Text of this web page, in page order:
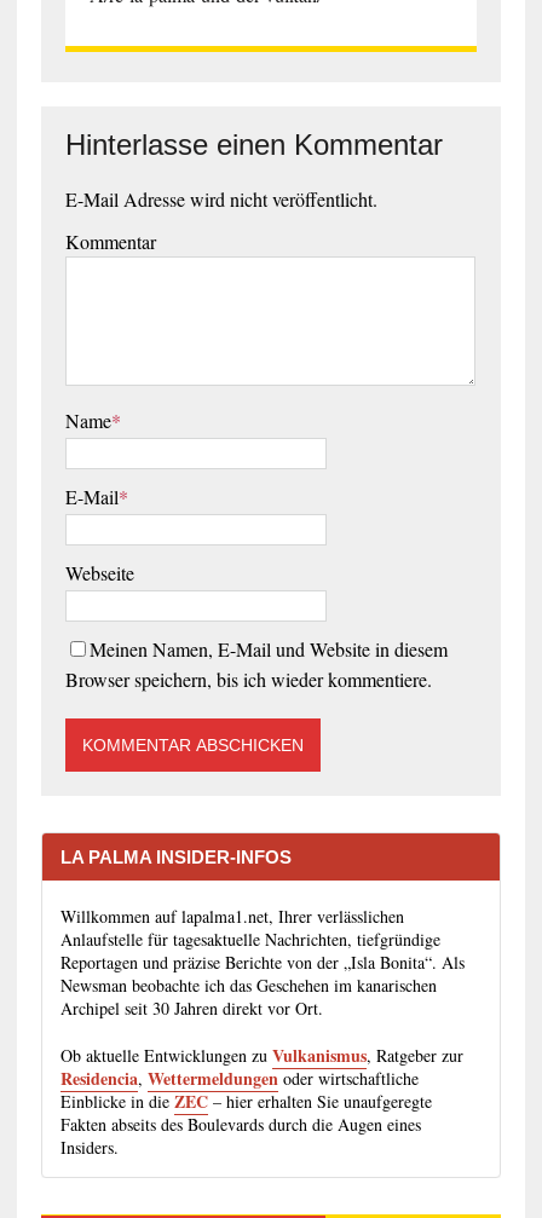
Hinterlasse einen Kommentar
E-Mail Adresse wird nicht veröffentlicht.
Kommentar
Name*
E-Mail*
Webseite
Meinen Namen, E-Mail und Website in diesem
Browser speichern, bis ich wieder kommentiere.
LA PALMA INSIDER-INFOS
Willkommen auf lapalma1.net, Ihrer verlässlichen
Anlaufstelle für tagesaktuelle Nachrichten, tiefgründige
Reportagen und präzise Berichte von der „Isla Bonita“. Als
Newsman beobachte ich das Geschehen im kanarischen
Archipel seit 30 Jahren direkt vor Ort.
Ob aktuelle Entwicklungen zu Vulkanismus, Ratgeber zur
Residencia, Wettermeldungenoder wirtschaftliche
Einblicke in die ZEC– hier erhalten Sie unaufgeregte
Fakten abseits des Boulevards durch die Augen eines
Insiders.